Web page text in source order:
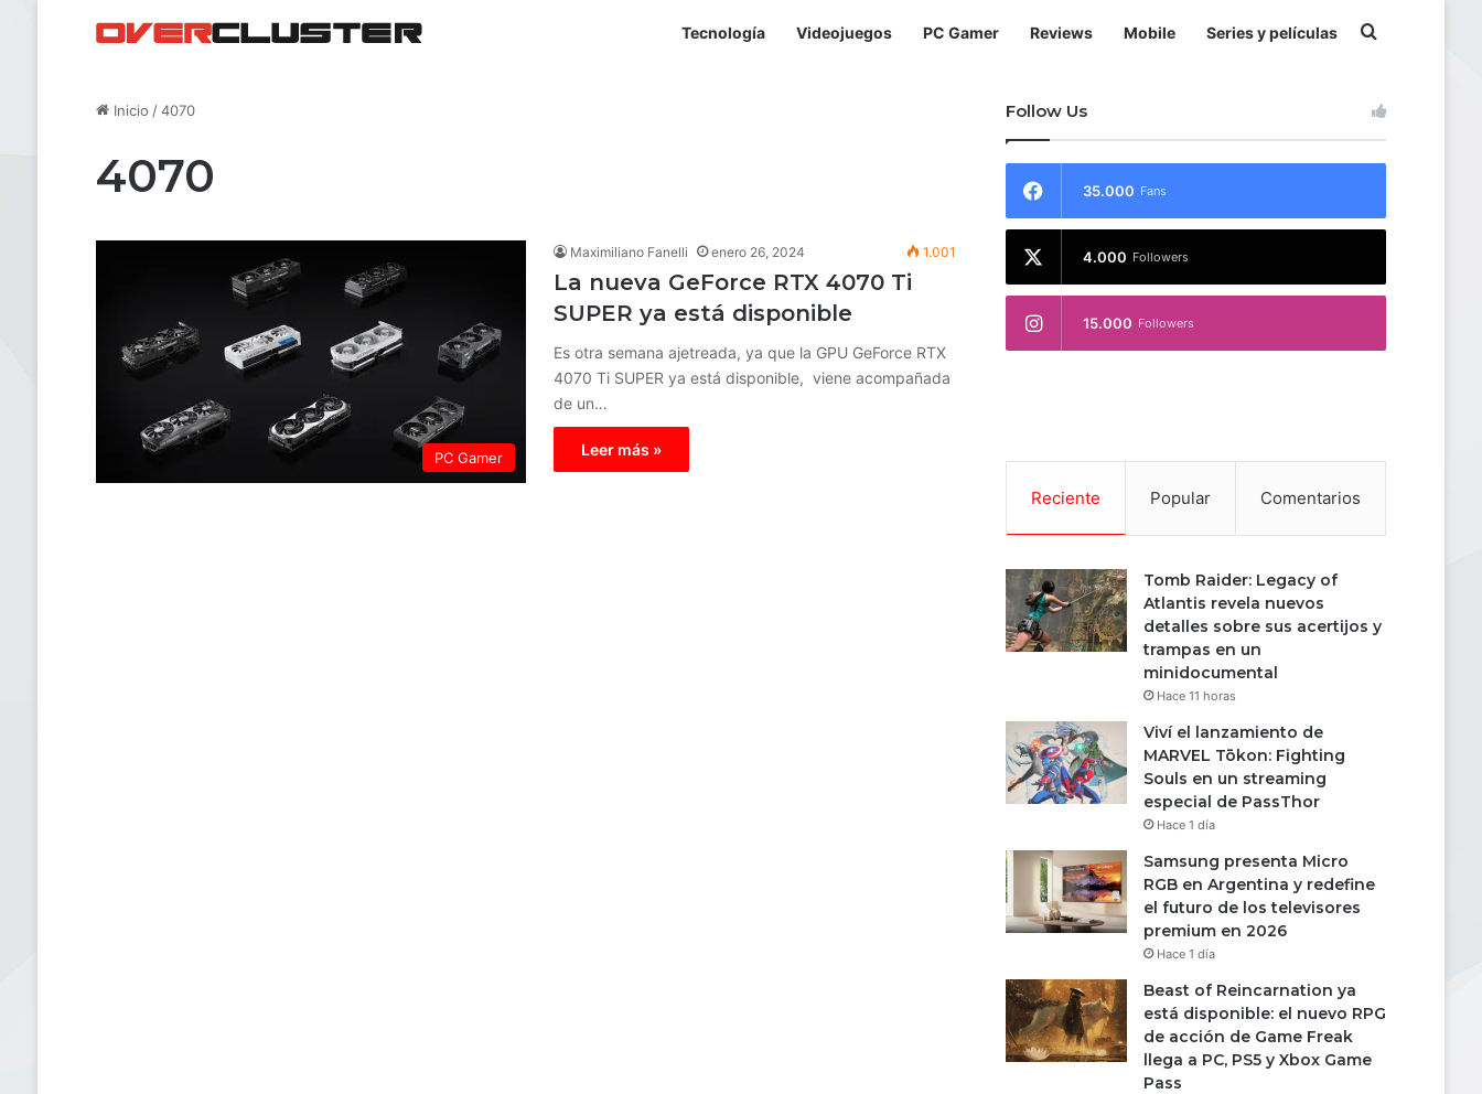
Tecnología Videojuegos PC Gamer Reviews Mobile Series y películas
Inicio /4070
4070
PC Gamer
Maximiliano Fanelli enero 26, 2024 1.001
La nueva GeForce RTX 4070 Ti
SUPER ya está disponible
Es otra semana ajetreada, ya que la GPU GeForce RTX
4070 Ti SUPER ya está disponible, viene acompañada
de un…
Leer más »
Follow Us
35.000 Fans
4.000 Followers
15.000 Followers
Reciente Popular Comentarios
Tomb Raider: Legacy of
Atlantis revela nuevos
detalles sobre sus acertijos y
trampas en un
minidocumental
Hace 11 horas
Viví el lanzamiento de
MARVEL Tōkon: Fighting
Souls en un streaming
especial de PassThor
Hace 1 día
Samsung presenta Micro
RGB en Argentina y redefine
el futuro de los televisores
premium en 2026
Hace 1 día
Beast of Reincarnation ya
está disponible: el nuevo RPG
de acción de Game Freak
llega a PC, PS5 y Xbox Game
Pass